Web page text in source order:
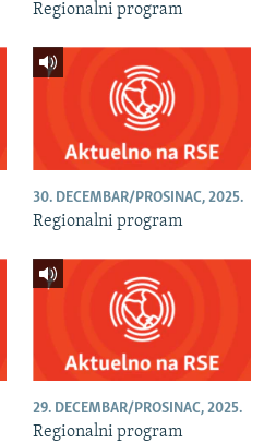
Regionalni program
30. DECEMBAR/PROSINAC, 2025.
Regionalni program
29. DECEMBAR/PROSINAC, 2025.
Regionalni program